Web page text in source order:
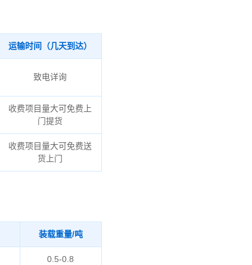
运输时间（几天到达）
致电详询
收费项目量大可免费上
门提货
收费项目量大可免费送
货上门
装载重量/吨
0.5-0.8